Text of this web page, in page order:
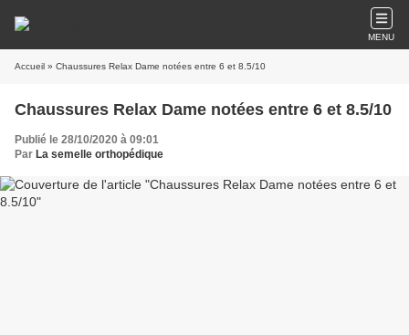
MENU
Accueil » Chaussures Relax Dame notées entre 6 et 8.5/10
Chaussures Relax Dame notées entre 6 et 8.5/10
Publié le 28/10/2020 à 09:01
Par La semelle orthopédique